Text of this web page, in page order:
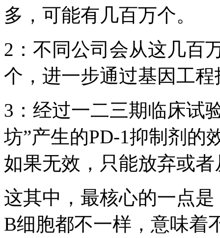
多，可能有几百万个。
2：不同公司会从这几百
个，进一步通过基因工
3：经过一二三期临床试
坊”产生的PD-1抑制剂的
如果无效，只能放弃或
这其中，最核心的一点
B细胞都不一样，意味着